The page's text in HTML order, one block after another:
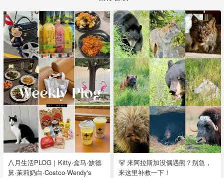
八月生活PLOG｜Kitty·盒马·缺德
舅·茉莉奶白·Costco·Wendy's
🐻 来阿拉斯加没偶遇熊？别急，
来这里补救一下！